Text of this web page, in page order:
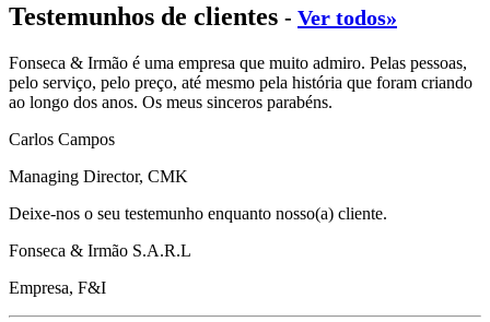
Testemunhos de clientes - Ver todos»
Fonseca & Irmão é uma empresa que muito admiro. Pelas pessoas,
pelo serviço, pelo preço, até mesmo pela história que foram criando
ao longo dos anos. Os meus sinceros parabéns.
Carlos Campos
Managing Director, CMK
Deixe-nos o seu testemunho enquanto nosso(a) cliente.
Fonseca & Irmão S.A.R.L
Empresa, F&I